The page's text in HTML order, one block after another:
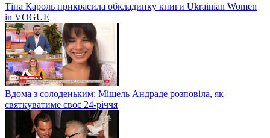
Тіна Кароль прикрасила обкладинку книги Ukrainian Women
in VOGUE
Вдома з солоденьким: Мішель Андраде розповіла, як
святкуватиме своє 24-річчя